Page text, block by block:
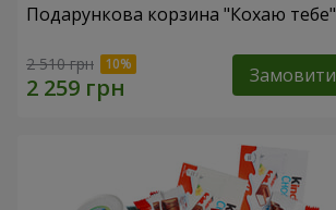
Подарункова корзина "Кохаю тебе"
2 510 грн Замовити